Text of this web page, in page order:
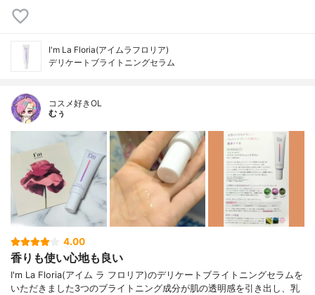
I'm La Floria(アイムラフロリア)
デリケートブライトニングセラム
コスメ好きOL
むぅ
4.00
香りも使い心地も良い
I'm La Floria(アイム ラ フロリア)のデリケートブライトニングセラムを
いただきました3つのブライトニング成分が肌の透明感を引き出し、乳